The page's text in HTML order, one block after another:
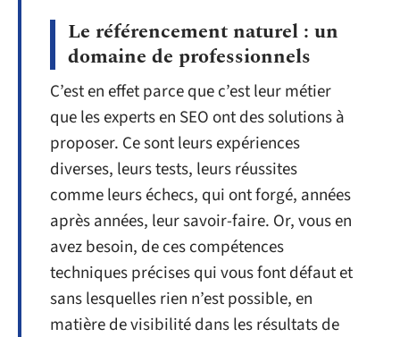
Le référencement naturel : un
domaine de professionnels
C’est en effet parce que c’est leur métier
que les experts en SEO ont des solutions à
proposer. Ce sont leurs expériences
diverses, leurs tests, leurs réussites
comme leurs échecs, qui ont forgé, années
après années, leur savoir-faire. Or, vous en
avez besoin, de ces compétences
techniques précises qui vous font défaut et
sans lesquelles rien n’est possible, en
matière de visibilité dans les résultats de